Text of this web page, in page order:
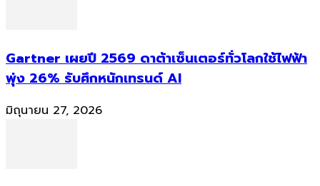
Gartner เผยปี 2569 ดาต้าเซ็นเตอร์ทั่วโลกใช้ไฟฟ้า
พุ่ง 26% รับศึกหนักเทรนด์ AI
มิถุนายน 27, 2026